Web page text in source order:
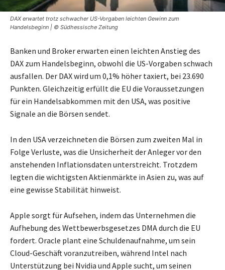
DAX erwartet trotz schwacher US-Vorgaben leichten Gewinn zum
Handelsbeginn | © Südhessische Zeitung
Banken und Broker erwarten einen leichten Anstieg des
DAX zum Handelsbeginn, obwohl die US-Vorgaben schwach
ausfallen. Der DAX wird um 0,1% höher taxiert, bei 23.690
Punkten. Gleichzeitig erfüllt die EU die Voraussetzungen
für ein Handelsabkommen mit den USA, was positive
Signale an die Börsen sendet.
In den USA verzeichneten die Börsen zum zweiten Mal in
Folge Verluste, was die Unsicherheit der Anleger vor den
anstehenden Inflationsdaten unterstreicht. Trotzdem
legten die wichtigsten Aktienmärkte in Asien zu, was auf
eine gewisse Stabilität hinweist.
Apple sorgt für Aufsehen, indem das Unternehmen die
Aufhebung des Wettbewerbsgesetzes DMA durch die EU
fordert. Oracle plant eine Schuldenaufnahme, um sein
Cloud-Geschäft voranzutreiben, während Intel nach
Unterstützung bei Nvidia und Apple sucht, um seinen